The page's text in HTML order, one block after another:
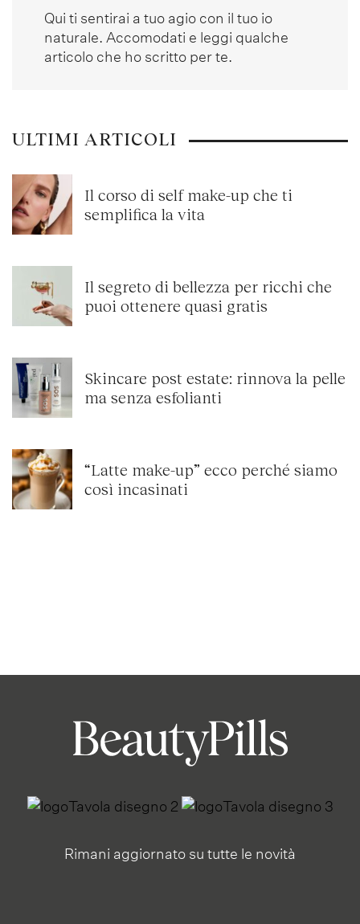
Qui ti sentirai a tuo agio con il tuo io
naturale. Accomodati e leggi qualche
articolo che ho scritto per te.
ULTIMI ARTICOLI
Il corso di self make-up che ti
semplifica la vita
Il segreto di bellezza per ricchi che
puoi ottenere quasi gratis
Skincare post estate: rinnova la pelle
ma senza esfolianti
“Latte make-up” ecco perché siamo
così incasinati
Rimani aggiornato su tutte le novità